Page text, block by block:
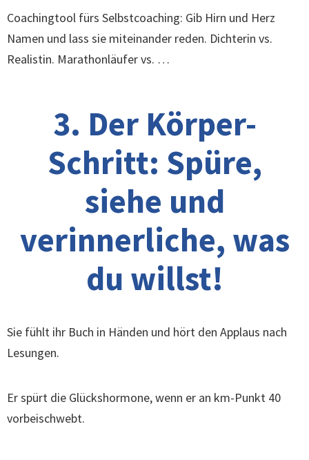
Coachingtool fürs Selbstcoaching: Gib Hirn und Herz
Namen und lass sie miteinander reden. Dichterin vs.
Realistin. Marathonläufer vs. …
3. Der Körper-
Schritt: Spüre,
siehe und
verinnerliche, was
du willst!
Sie fühlt ihr Buch in Händen und hört den Applaus nach
Lesungen.
Er spürt die Glückshormone, wenn er an km-Punkt 40
vorbeischwebt.